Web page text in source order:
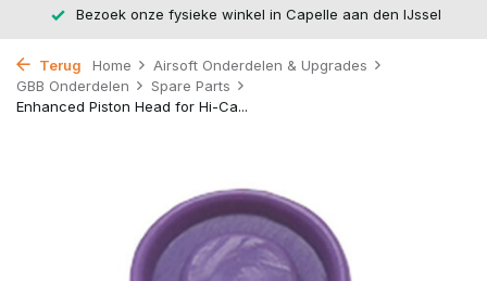
Bezoek onze fysieke winkel in Capelle aan den IJssel
Terug Home
Airsoft Onderdelen & Upgrades
GBB Onderdelen
Spare Parts
Enhanced Piston Head for Hi-Ca...